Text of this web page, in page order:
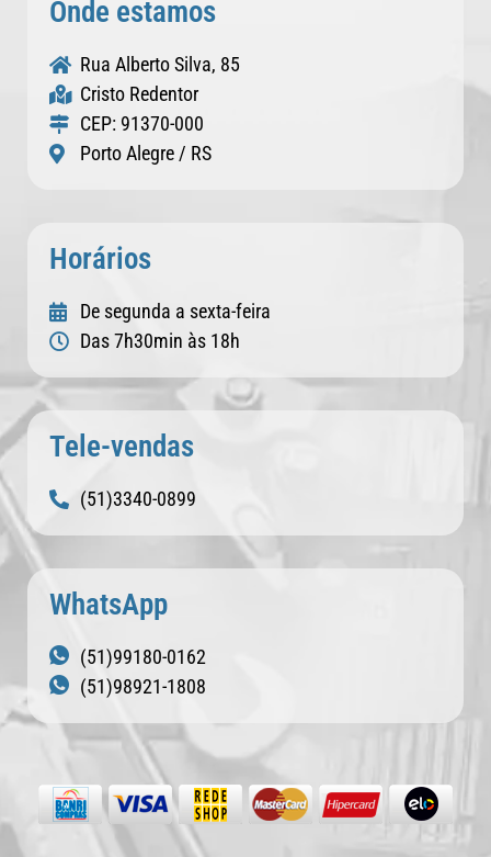
Onde estamos
Rua Alberto Silva, 85
Cristo Redentor
CEP: 91370-000
Porto Alegre / RS
Horários
De segunda a sexta-feira
Das 7h30min às 18h
Tele-vendas
(51)3340-0899
WhatsApp
(51)99180-0162
(51)98921-1808